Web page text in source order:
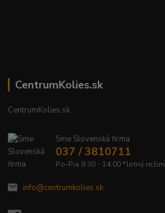
CentrumKolies.sk
CentrumKolies.sk
Sme Slovenská firma
037 / 3810711
Po-Pia 9.30 - 14.00 *letný režim
info@centrumkolies.sk